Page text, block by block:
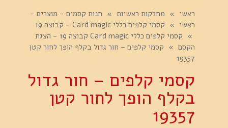
ראשי » מחלקות ראשיות » חנות קסמים - מוצרים -
ראשי » קסמי קלפים כללי Card magic - קבוצה 19
»
קסמי קלפים כללי Card magic קבוצה 19 - הצגת
הקסם » קסמי קלפים – חור גדול בקלף הופך לחור קטן
19357
קסמי קלפים – חור גדול
בקלף הופך לחור קטן
19357